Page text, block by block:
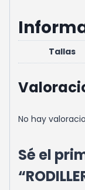
Tallas
No hay
Sé el